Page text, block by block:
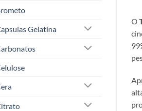
Gelatina
O